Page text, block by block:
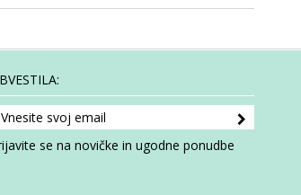
se na novičke in ugodne ponudbe